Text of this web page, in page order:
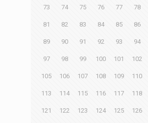
73 74 75 76 77 78
81 82 83 84 85 86
89 90 91 92 93 94
97 98 99 100 101 102
105 106 107 108 109 110
113 114 115 116 117 118
121 122 123 124 125 126